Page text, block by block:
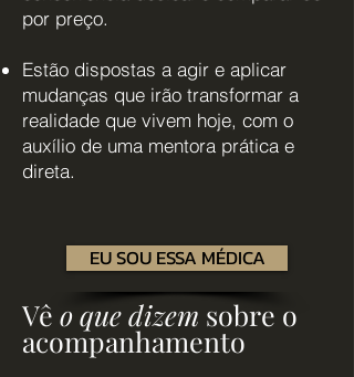
por preço.
Estão dispostas a agir e aplicar
mudanças que irão transformar a
realidade que vivem hoje, com o
auxílio de uma mentora prática e
direta.
EU SOU ESSA MÉDICA
Vê o que dizem sobre o
acompanhamento